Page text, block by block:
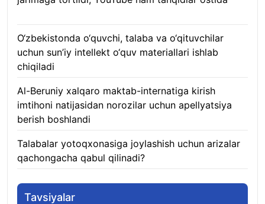
O‘zbekistonda o‘quvchi, talaba va o‘qituvchilar
uchun sun’iy intellekt o‘quv materiallari ishlab
chiqiladi
Al-Beruniy xalqaro maktab-internatiga kirish
imtihoni natijasidan norozilar uchun apellyatsiya
berish boshlandi
Talabalar yotoqxonasiga joylashish uchun arizalar
qachongacha qabul qilinadi?
Tavsiyalar